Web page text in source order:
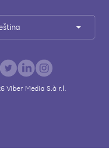
Viber Media S.à r.l.